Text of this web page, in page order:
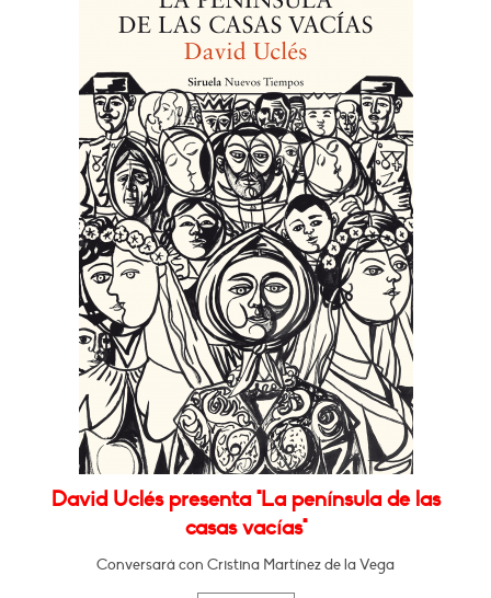
David Uclés presenta "La península de las
casas vacías"
Conversará con Cristina Martínez de la Vega